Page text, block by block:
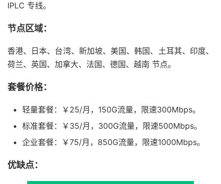
IPLC 专线。
节点区域：
香港、日本、台湾、新加坡、美国、韩国、土耳其、印度、
荷兰、英国、加拿大、法国、德国、越南 节点。
套餐价格：
轻量套餐：￥25/月，150G流量，限速300Mbps。
标准套餐：￥35/月，300G流量，限速500Mbps。
企业套餐：￥75/月，850G流量，限速1000Mbps。
优缺点：